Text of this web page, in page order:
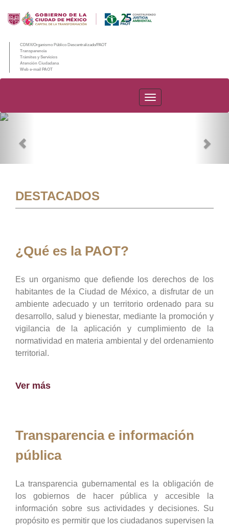
CDMX/Organismo Público Descentralizado/PAOT
Transparencia
Trámites y Servicios
Atención Ciudadana
Web e-mail PAOT
PAOT
DESTACADOS
¿Qué es la PAOT?
Es un organismo que defiende los derechos de los
habitantes de la Ciudad de México, a disfrutar de un
ambiente adecuado y un territorio ordenado para su
desarrollo, salud y bienestar, mediante la promoción y
vigilancia de la aplicación y cumplimiento de la
normatividad en materia ambiental y del ordenamiento
territorial.
Ver más
Transparencia e información
pública
La transparencia gubernamental es la obligación de
los gobiernos de hacer pública y accesible la
información sobre sus actividades y decisiones. Su
propósito es permitir que los ciudadanos supervisen la